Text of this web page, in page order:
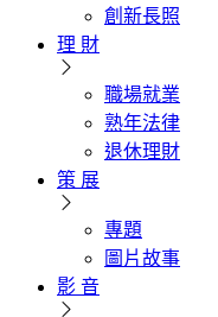
創新長照
理 財
職場就業
熟年法律
退休理財
策 展
專題
圖片故事
影 音